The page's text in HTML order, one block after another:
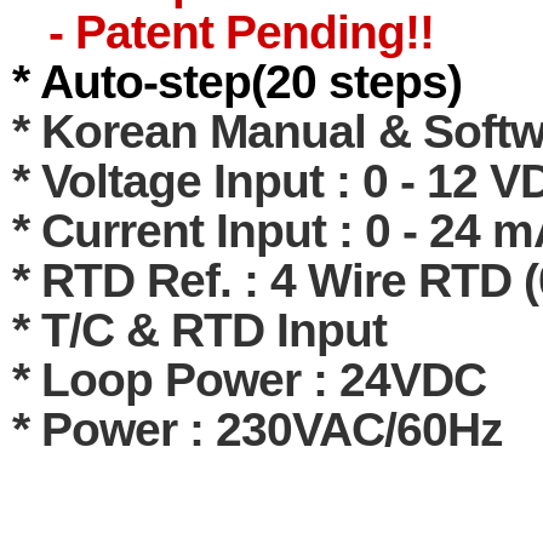
- Patent Pending!!
* Auto-step(20 steps)
* Korean Manual &
* Voltage Input : 0 - 12
* Current Input : 0 - 24
* RTD Ref. : 4 Wire RTD
* T/C & RTD Input
* Loop Power : 24VDC
* Power : 230VAC/60Hz